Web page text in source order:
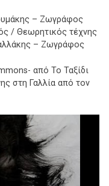
– Ζωγράφος
/ Θεωρητικός τέχνης
– Ζωγράφος
από Το Ταξίδι
στη Γαλλία από τον